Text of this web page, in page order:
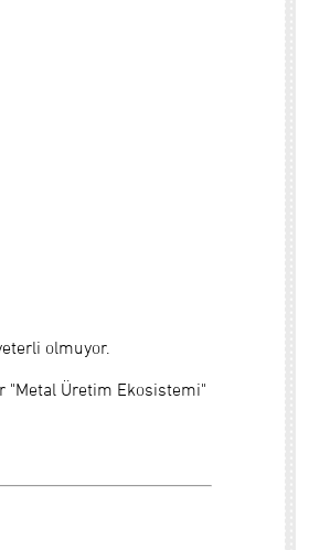
olmuyor.
"Metal Üretim Ekosistemi"